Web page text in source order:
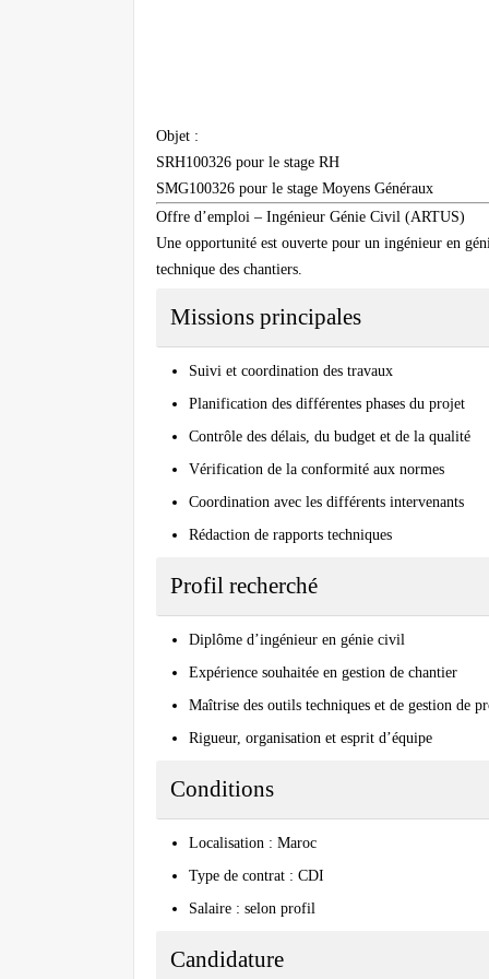
Objet :
SRH100326 pour le stage RH
SMG100326 pour le stage Moyens Généraux
Offre d’emploi – Ingénieur Génie Civil (ARTUS)
Une opportunité est ouverte pour un ingénieur en
technique des chantiers.
Missions principales
Suivi et coordination des travaux
Planification des différentes phases du projet
Contrôle des délais, du budget et de la qualité
Vérification de la conformité aux normes
Coordination avec les différents intervenants
Rédaction de rapports techniques
Profil recherché
Diplôme d’ingénieur en génie civil
Expérience souhaitée en gestion de chantier
Maîtrise des outils techniques et de gestion de
Rigueur, organisation et esprit d’équipe
Conditions
Localisation : Maroc
Type de contrat : CDI
Salaire : selon profil
Candidature